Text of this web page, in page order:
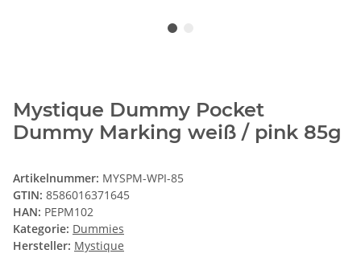
Mystique Dummy Pocket
Dummy Marking weiß / pink 85g
Artikelnummer: MYSPM-WPI-85
GTIN: 8586016371645
HAN: PEPM102
Kategorie: Dummies
Hersteller: Mystique